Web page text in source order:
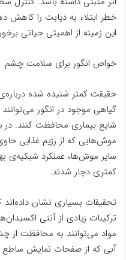
خطر ابتلاء به دیابت را
این زمینه از اهمیتی حیاتی
خواص انگور برای سلامت چشم
حقیقت کمتر شنیده شده
گیاهی موجود در انگور
شایع بیماری محافظت کنند.
موش‌هایی که از رژیم غذایی
سایر موش‌ها، عملکرد شبکیه‌ی
کمتری دچار شدند.
تحقیقات بسیاری نشان
ترکیبات زیادی از آنتی
مواد می‌توانند به محافظت از
آبی که از صفحات نمایش